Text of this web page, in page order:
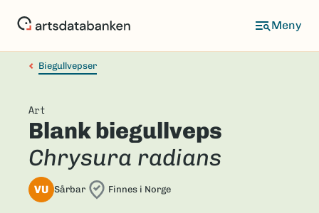
Biegullvepser
Art
Blank biegullveps
Chrysura radians
VU Sårbar Finnes i Norge